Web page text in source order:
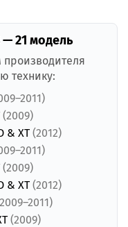
21 модель
производителя
технику:
(2009)
& XT (2012)
(2009)
& XT (2012)
(2009)